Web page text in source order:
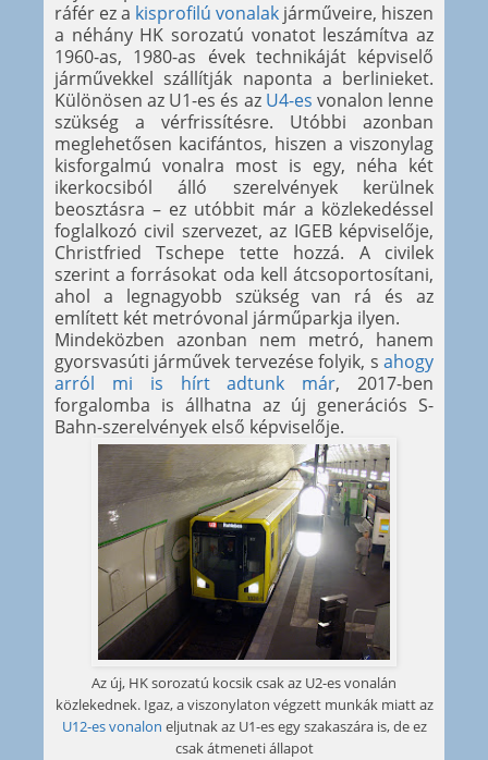
ráfér ez a kisprofilú vonalak járműveire, hiszen
a néhány HK sorozatú vonatot leszámítva az
1960-as, 1980-as évek technikáját képviselő
járművekkel szállítják naponta a berlinieket.
Különösen az U1-es és az U4-es vonalon lenne
szükség a vérfrissítésre. Utóbbi azonban
meglehetősen kacifántos, hiszen a viszonylag
kisforgalmú vonalra most is egy, néha két
ikerkocsiból álló szerelvények kerülnek
beosztásra – ez utóbbit már a közlekedéssel
foglalkozó civil szervezet, az IGEB képviselője,
Christfried Tschepe tette hozzá. A civilek
szerint a forrásokat oda kell átcsoportosítani,
ahol a legnagyobb szükség van rá és az
említett két metróvonal járműparkja ilyen.
Mindeközben azonban nem metró, hanem
gyorsvasúti járművek tervezése folyik, s ahogy
arról mi is hírt adtunk már, 2017-ben
forgalomba is állhatna az új generációs S-
Bahn-szerelvények első képviselője.
Az új, HK sorozatú kocsik csak az U2-es vonalán
közlekednek. Igaz, a viszonylaton végzett munkák miatt az
U12-es vonalon eljutnak az U1-es egy szakaszára is, de ez
csak átmeneti állapot